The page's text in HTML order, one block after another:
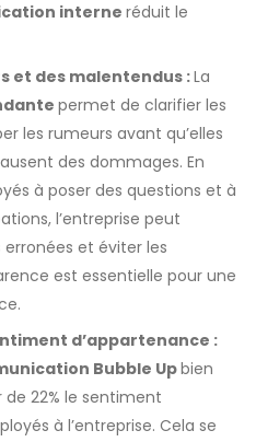
interne réduit le
et des malentendus :La
permet de clarifier les
les rumeurs avant qu’elles
des dommages. En
à poser des questions et à
l’entreprise peut
et éviter les
est essentielle pour une
d’appartenance :
Bubble Upbien
22% le sentiment
à l’entreprise. Cela se